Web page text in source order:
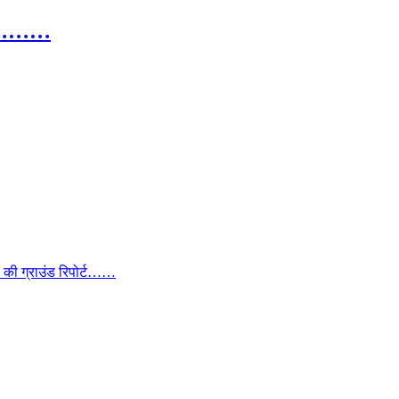
ग्राउंड रिपोर्ट……